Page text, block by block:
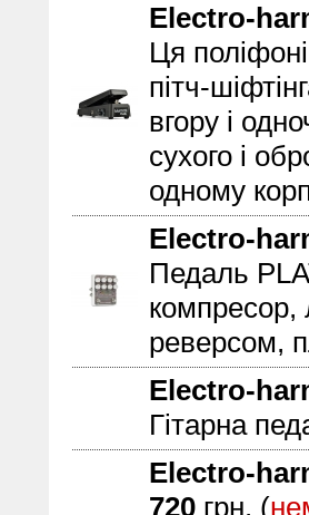
Electro-
Ця
пітч-
вгору і
сухого і
одному
Electro-
Педаль
компресор,
реверсом,
Electro-
Гітарна
Electro-
720 грн. (